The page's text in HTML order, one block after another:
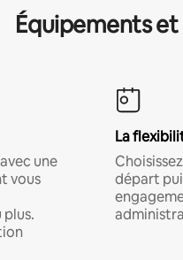
Équipements
une
vous
La
départ